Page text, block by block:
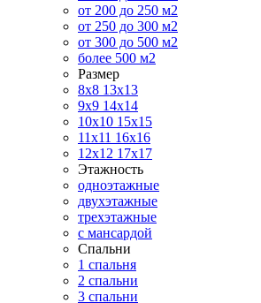
от 200 до 250 м2
от 250 до 300 м2
от 300 до 500 м2
более 500 м2
Размер
8х8 13х13
9х9 14х14
10х10 15х15
11x11 16х16
12х12 17х17
Этажность
одноэтажные
двухэтажные
трехэтажные
с мансардой
Спальни
1 спальня
2 спальни
3 спальни